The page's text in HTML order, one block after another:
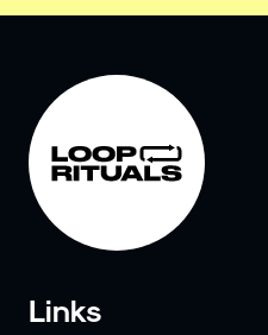
Links